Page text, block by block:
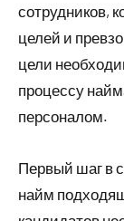
сотрудников,
целей и
цели
процессу
персоналом.
Первый шаг в
найм